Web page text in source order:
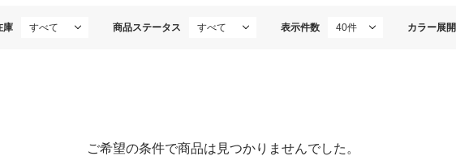
庫 商品ステータス 表示件数 カラー展開
ご希望の条件で商品は見つかりませんでした。